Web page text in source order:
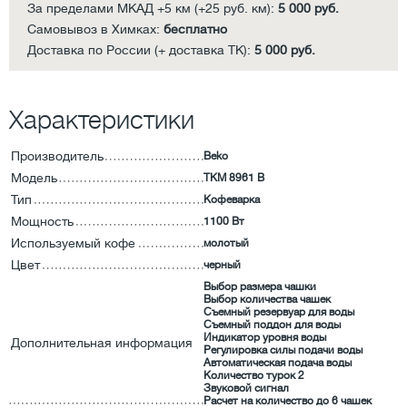
За пределами МКАД +5 км (+25 руб. км): 5 000 руб.
Самовывоз в Химках: бесплатно
Доставка по России (+ доставка ТК): 5 000 руб.
Характеристики
Производитель Beko
Модель TKM 8961 B
Тип Кофеварка
Мощность 1100 Вт
Используемый кофе молотый
Цвет черный
Дополнительная информация
Выбор размера чашки
Выбор количества чашек
Съемный резервуар для воды
Съемный поддон для воды
Индикатор уровня воды
Регулировка силы подачи воды
Автоматическая подача воды
Количество турок 2
Звуковой сигнал
Расчет на количество до 6 чашек